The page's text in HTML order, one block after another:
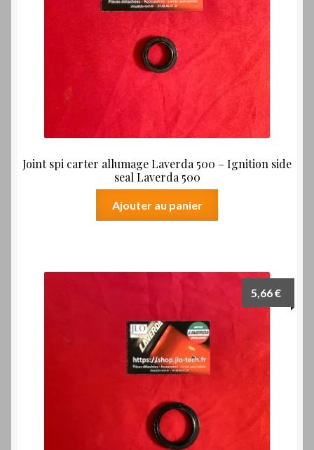
Joint spi carter allumage Laverda 500 – Ignition side
seal Laverda 500
Ajouter au panier
5,66€